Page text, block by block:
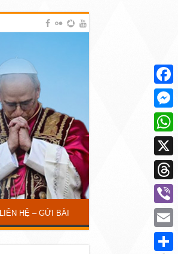
LIÊN HỆ – GỬI BÀI
X
Viber